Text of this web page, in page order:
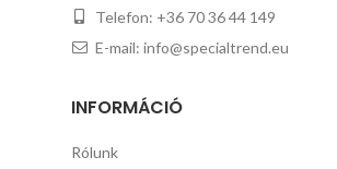
Telefon: +36 70 36 44 149
E-mail: info@specialtrend.eu
INFORMÁCIÓ
Rólunk